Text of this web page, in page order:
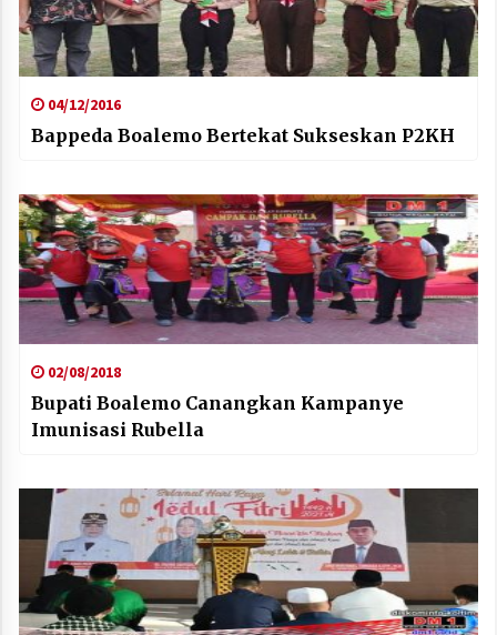
04/12/2016
Bappeda Boalemo Bertekat Sukseskan P2KH
02/08/2018
Bupati Boalemo Canangkan Kampanye
Imunisasi Rubella